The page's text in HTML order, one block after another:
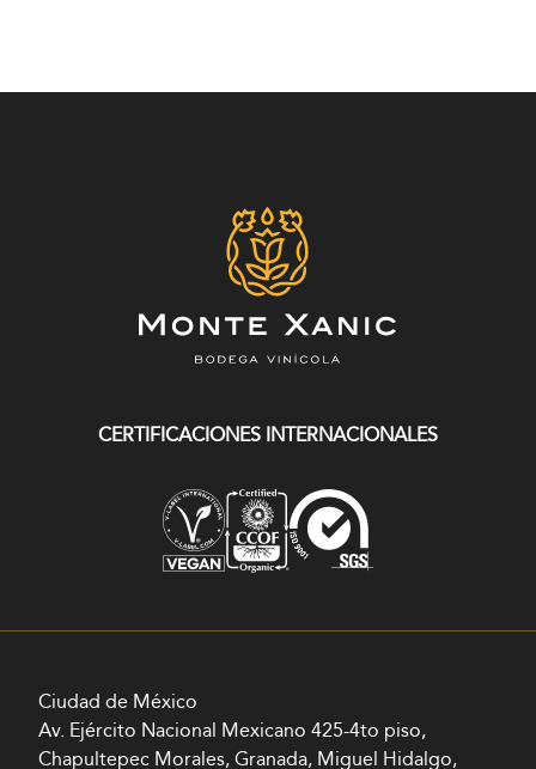
CERTIFICACIONES INTERNACIONALES
Ciudad de México
Av. Ejército Nacional Mexicano 425-4to piso,
Chapultepec Morales, Granada, Miguel Hidalgo,